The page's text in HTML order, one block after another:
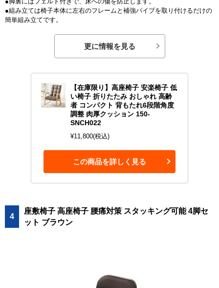
●組み立ては椅子本体に左右のフレームと補強パイプを取り付けるだけの
簡単組み立てです。
更に情報を見る
【在庫限り】高座椅子 安楽椅子 低
い椅子 折りたたみ おしゃれ 高齢
者 コンパクト 背もたれ6段階角度
調整 肉厚クッション 150-
SNCH022
¥11,800(税込)
この商品を詳しく見る
4
座敷椅子 高座椅子 腰痛対策 スタッキング可能 4脚セ
ット ブラウン